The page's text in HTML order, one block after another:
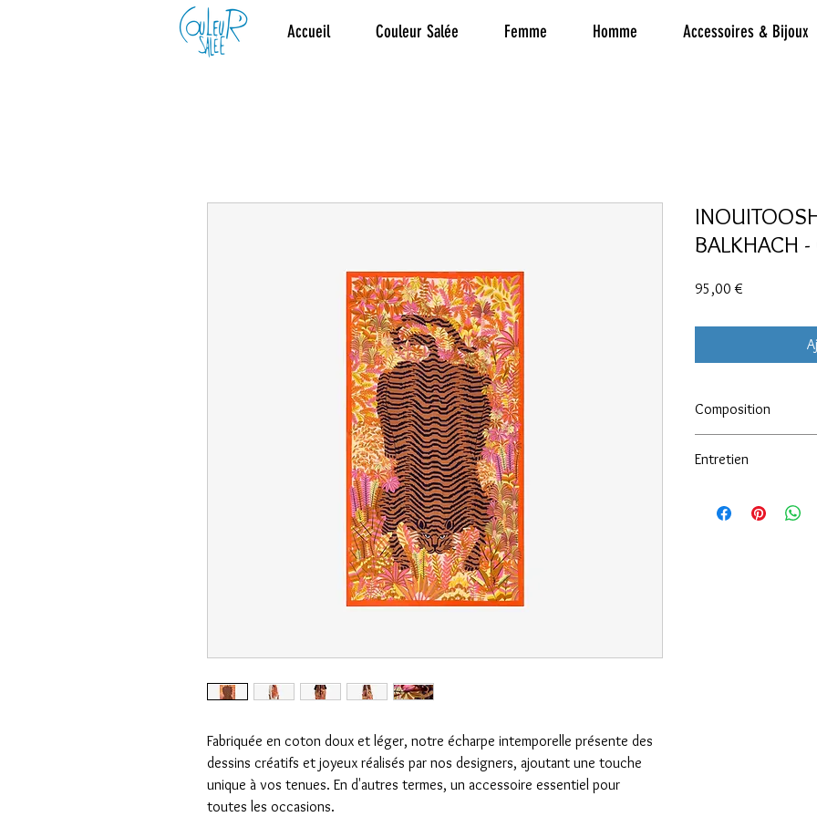
Accueil Couleur Salée Femme Homme Accessoires & Bijoux
Fabriquée en coton doux et léger, notre écharpe intemporelle présente des
dessins créatifs et joyeux réalisés par nos designers, ajoutant une touche
unique à vos tenues. En d'autres termes, un accessoire essentiel pour
toutes les occasions.
BALKHACH
95,00 €
Composition
Entretien